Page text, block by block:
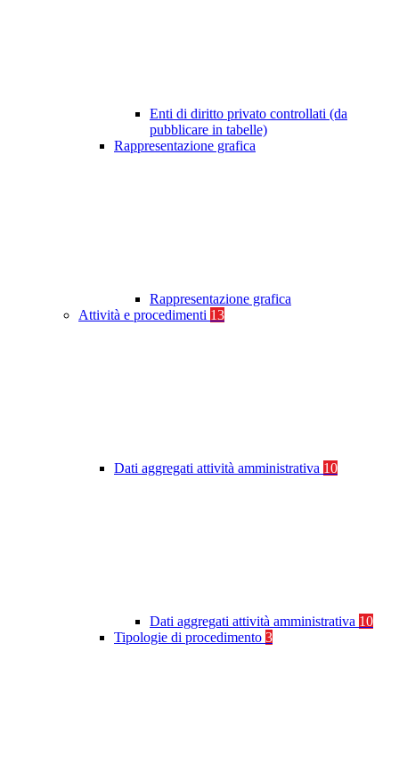
Enti di diritto privato controllati (da
pubblicare in tabelle)
Rappresentazione grafica
Rappresentazione grafica
Attività e procedimenti 13
Dati aggregati attività amministrativa 10
Dati aggregati attività amministrativa 10
Tipologie di procedimento 3